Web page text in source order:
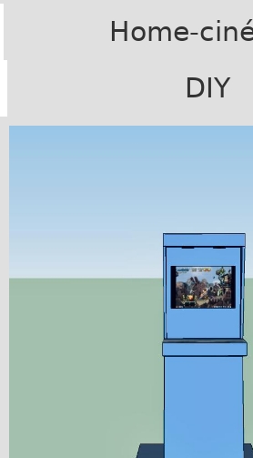
Home-
DIY